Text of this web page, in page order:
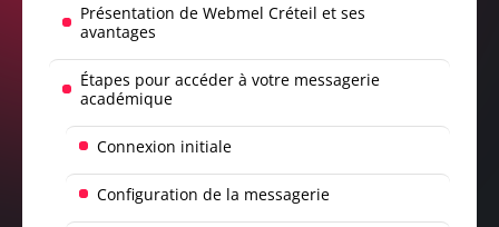
Présentation de Webmel Créteil et ses
avantages
Étapes pour accéder à votre messagerie
académique
Connexion initiale
Configuration de la messagerie